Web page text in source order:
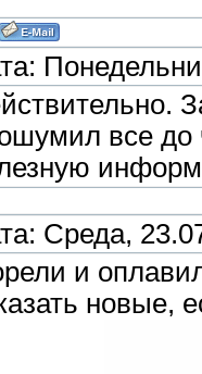
все до
Среда,
и
новые,